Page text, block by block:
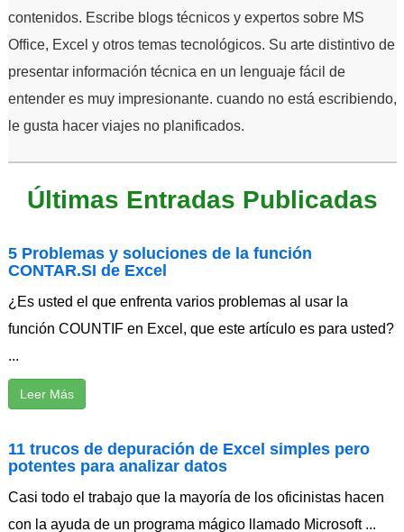
contenidos. Escribe blogs técnicos y expertos sobre MS
Office, Excel y otros temas tecnológicos. Su arte distintivo de
presentar información técnica en un lenguaje fácil de
entender es muy impresionante. cuando no está escribiendo,
le gusta hacer viajes no planificados.
Últimas Entradas Publicadas
5 Problemas y soluciones de la función
CONTAR.SI de Excel
¿Es usted el que enfrenta varios problemas al usar la
función COUNTIF en Excel, que este artículo es para usted?
...
Leer Más
11 trucos de depuración de Excel simples pero
potentes para analizar datos
Casi todo el trabajo que la mayoría de los oficinistas hacen
con la ayuda de un programa mágico llamado Microsoft ...